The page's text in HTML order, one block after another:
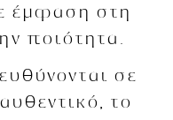
έμφαση στη
ποιότητα.
σε
το